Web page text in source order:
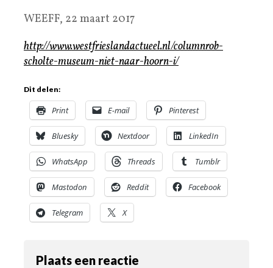
WEEFF, 22 maart 2017
http://www.westfrieslandactueel.nl/columnrob-
scholte-museum-niet-naar-hoorn-i/
Dit delen:
Print E-mail Pinterest
Bluesky Nextdoor LinkedIn
WhatsApp Threads Tumblr
Mastodon Reddit Facebook
Telegram X
Plaats een reactie